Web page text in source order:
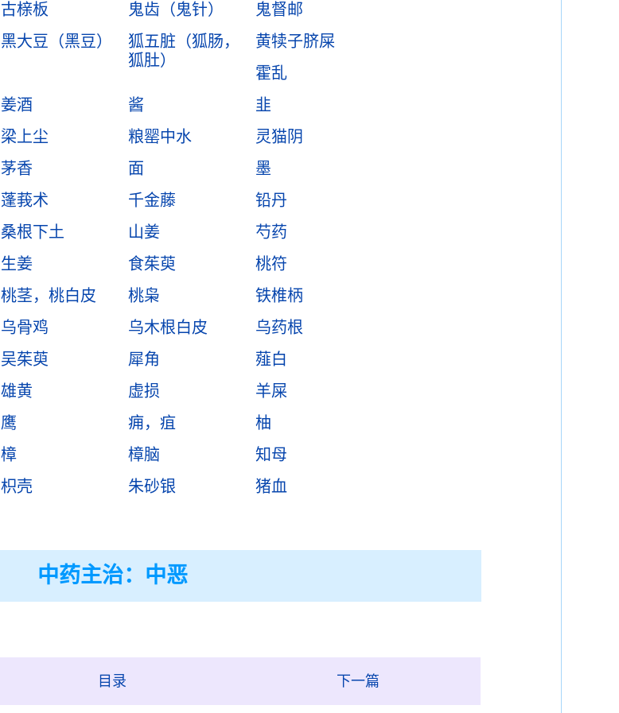
古榇板 鬼齿（鬼针）
鬼督邮
黑大豆（黑豆）
狐五脏（狐肠，
狐肚）
黄犊子脐屎
霍乱
姜酒 酱
韭
梁上尘 粮罂中水
灵猫阴
茅香 面
墨
蓬莪术 千金藤
铅丹
桑根下土 山姜
芍药
生姜 食茱萸
桃符
桃茎，桃白皮 桃枭
铁椎柄
乌骨鸡 乌木根白皮
乌药根
吴茱萸 犀角
薤白
雄黄 虚损
羊屎
鹰 痈，疽
柚
樟 樟脑
知母
枳壳 朱砂银
猪血
中药主治：中恶
目录 下一篇